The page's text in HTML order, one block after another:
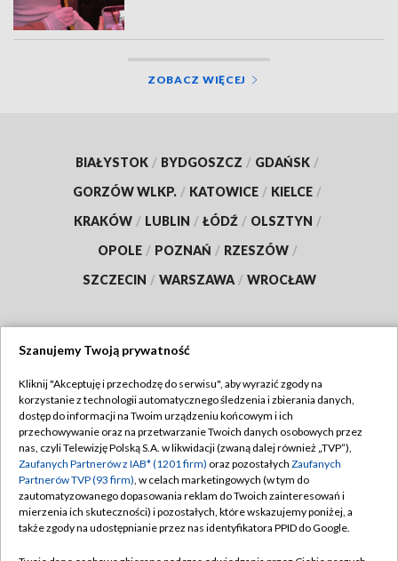
ZOBACZ WIĘCEJ
BIAŁYSTOK / BYDGOSZCZ / GDAŃSK /
GORZÓW WLKP. / KATOWICE / KIELCE /
KRAKÓW / LUBLIN / ŁÓDŹ / OLSZTYN /
OPOLE / POZNAŃ / RZESZÓW /
SZCZECIN / WARSZAWA / WROCŁAW
TVP
Abonament TVP
Emisja w TVP
Centrum informacji TVP
Naziemna Telewizja Cyfrowa
Regulamin TVP
Polityka prywatności
Moje zgody
Pomoc
Szanujemy Twoją prywatność
Kliknij "Akceptuję i przechodzę do serwisu", aby wyrazić zgody na
korzystanie z technologii automatycznego śledzenia i zbierania danych,
dostęp do informacji na Twoim urządzeniu końcowym i ich
przechowywanie oraz na przetwarzanie Twoich danych osobowych przez
nas, czyli Telewizję Polską S.A. w likwidacji (zwaną dalej również „TVP”),
Zaufanych Partnerów z IAB* (1201 firm) oraz pozostałych Zaufanych
Partnerów TVP (93 firm), w celach marketingowych (w tym do
zautomatyzowanego dopasowania reklam do Twoich zainteresowań i
mierzenia ich skuteczności) i pozostałych, które wskazujemy poniżej, a
także zgody na udostępnianie przez nas identyfikatora PPID do Google.